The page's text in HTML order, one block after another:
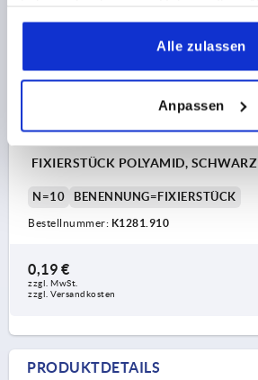
gesammelt haben.
Alle zulassen
Anpassen
FIXIERSTÜCK POLYAMID, SCHWARZ
N=10 BENENNUNG=FIXIERSTÜCK
Bestellnummer: K1281.910
0,19 €
zzgl. MwSt.
zzgl. Versandkosten
PRODUKTDETAILS